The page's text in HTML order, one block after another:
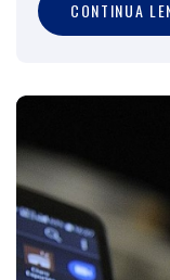
CONTINUA